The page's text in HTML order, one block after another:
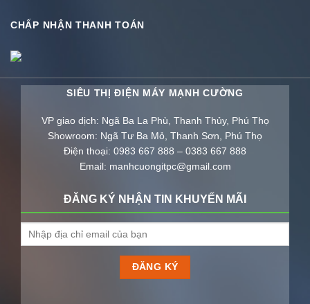
VP giao dịch: Ngã Ba La Phù, Thanh Thủy, Phú Thọ
Showroom: Ngã Tư Ba Mỏ, Thanh Sơn, Phú Thọ
Điện thoại: 0983 667 888 – 0383 667 888
Email: manhcuongitpc@gmail.com
ĐĂNG KÝ NHẬN TIN KHUYẾN MÃI